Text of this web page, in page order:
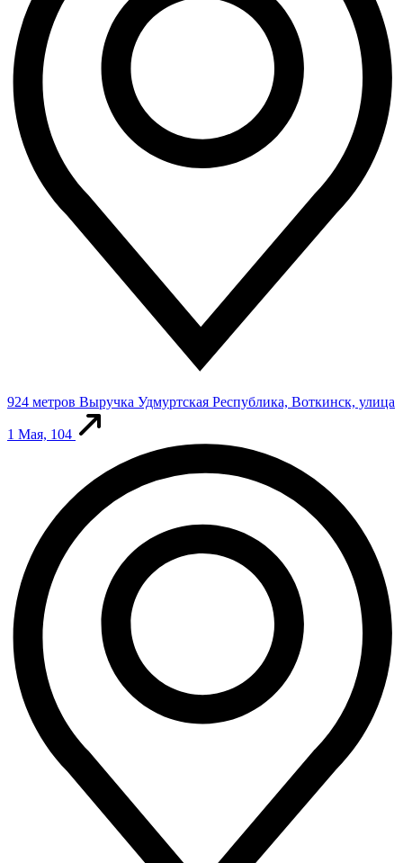
924 метров Выручка Удмуртская Республика, Воткинск, улица
1 Мая, 104